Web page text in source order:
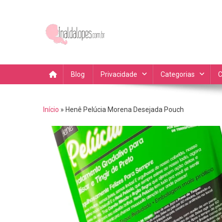
Blog Privacidade Categorias
Início » Henê Pelúcia Morena Desejada Pouch